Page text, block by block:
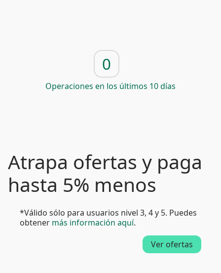
0
Operaciones en los últimos 10 días
Atrapa ofertas y paga
hasta 5% menos
*Válido sólo para usuarios nivel 3, 4 y 5. Puedes
obtener más información aquí.
Ver ofertas